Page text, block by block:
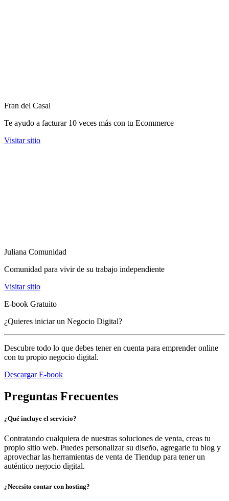
Fran del Casal
Te ayudo a facturar 10 veces más con tu Ecommerce
Visitar sitio
Juliana Comunidad
Comunidad para vivir de su trabajo independiente
Visitar sitio
E-book Gratuito
¿Quieres iniciar un Negocio Digital?
Descubre todo lo que debes tener en cuenta para emprender online
con tu propio negocio digital.
Descargar E-book
Preguntas Frecuentes
¿Qué incluye el servicio?
Contratando cualquiera de nuestras soluciones de venta, creas tu
propio sitio web. Puedes personalizar su diseño, agregarle tu blog y
aprovechar las herramientas de venta de Tiendup para tener un
auténtico negocio digital.
¿Necesito contar con hosting?